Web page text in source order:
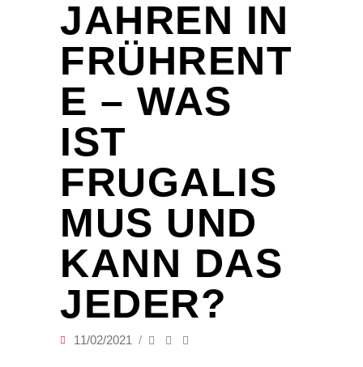
JAHREN IN
FRÜHRENT
E – WAS
IST
FRUGALIS
MUS UND
KANN DAS
JEDER?
11/02/2021